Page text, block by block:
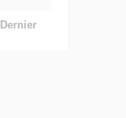
Dernier